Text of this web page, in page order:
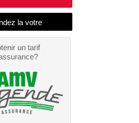
un tarif